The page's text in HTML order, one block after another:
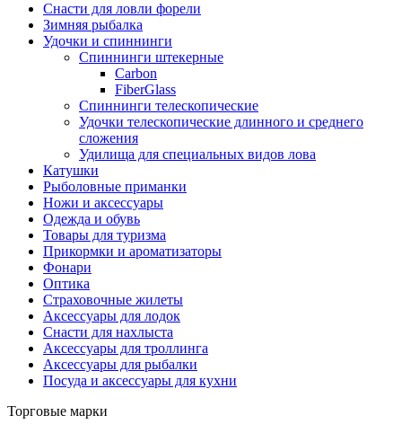
Снасти для ловли форели
Зимняя рыбалка
Удочки и спиннинги
Спиннинги штекерные
Carbon
FiberGlass
Спиннинги телескопические
Удочки телескопические длинного и среднего
сложения
Удилища для специальных видов лова
Катушки
Рыболовные приманки
Ножи и аксессуары
Одежда и обувь
Товары для туризма
Прикормки и ароматизаторы
Фонари
Оптика
Страховочные жилеты
Аксессуары для лодок
Снасти для нахлыста
Аксессуары для троллинга
Аксессуары для рыбалки
Посуда и аксессуары для кухни
Торговые марки